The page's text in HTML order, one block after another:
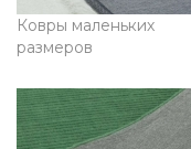
Ковры маленьких
размеров